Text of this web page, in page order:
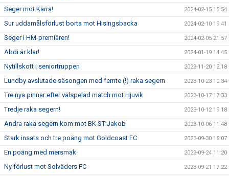
Seger mot Kärra! 2024-02-15 15:54
Sur uddamålsförlust borta mot Hisingsbacka 2024-02-10 19:41
Seger i HM-premiären! 2024-02-05 21:57
Abdi är klar! 2024-01-19 14:45
Nytillskott i seniortruppen 2023-11-20 12:18
Lundby avslutade säsongen med femte (!) raka segern 2023-10-23 10:34
Tre nya pinnar efter välspelad match mot Hjuvik 2023-10-17 17:33
Tredje raka segern! 2023-10-12 19:18
Andra raka segern kom mot BK ST:Jakob 2023-10-06 11:48
Stark insats och tre poäng mot Goldcoast FC 2023-09-30 16:07
En poäng med mersmak 2023-09-24 11:20
Ny förlust mot Solväders FC 2023-09-21 17:22